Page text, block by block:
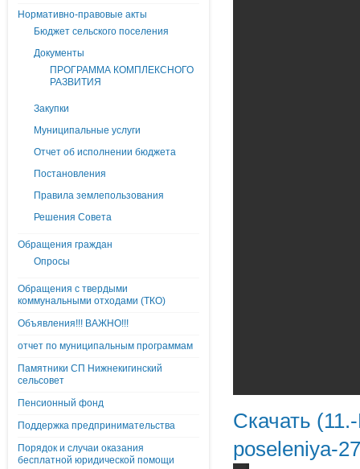
Нормативно-правовые акты
Бюджет сельского поселения
Документы
ПРОГРАММА КОМПЛЕКСНОГО
РАЗВИТИЯ
Закупки
Муниципальные услуги
Отчет об исполнении бюджета
Постановления
Правила землепользования
Решения Совета
Обращения граждан
Опросы
Обращения с твердыми
коммунальными отходами (ТКО)
Объявления!!! ВАЖНО!!!
отчет по муниципальным программам
Памятники СП Нижнекигинский
сельсовет
Пенсионный фонд
Поддержка предпринимательства
Порядок и случаи оказания
бесплатной юридической помощи
Скачать
poseleniya-